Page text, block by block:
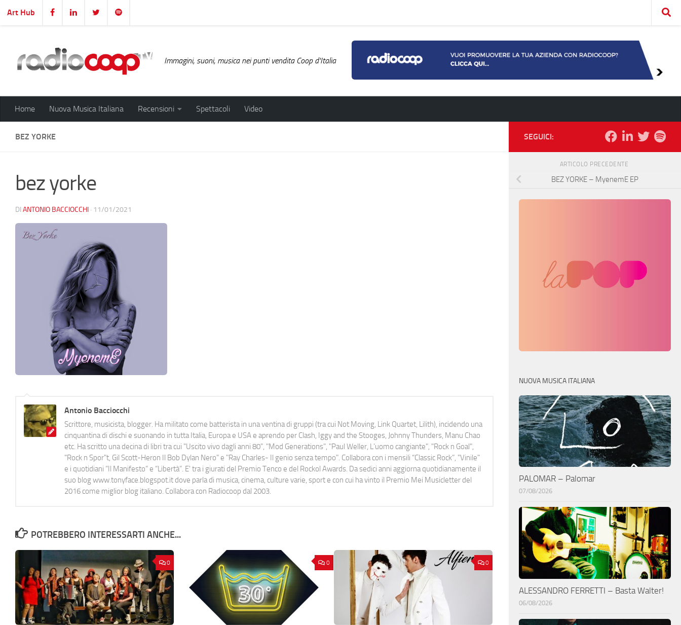
Salta al contenuto
Art Hub
Immagini, suoni, musica nei punti vendita Coop d'Italia
Home Nuova Musica Italiana Recensioni Spettacoli Video
BEZ YORKE
bez yorke
DI ANTONIO BACCIOCCHI · 11/01/2021
Antonio Bacciocchi
Scrittore, musicista, blogger. Ha militato come batterista in una ventina di gruppi (tra cui Not Moving, Link Quartet, Lilith), incidendo una
cinquantina di dischi e suonando in tutta Italia, Europa e USA e aprendo per Clash, Iggy and the Stooges, Johnny Thunders, Manu Chao
etc. Ha scritto una decina di libri tra cui "Uscito vivo dagli anni 80", "Mod Generations", "Paul Weller, L’uomo cangiante", "Rock n Goal",
"Rock n Spor"t, Gil Scott-Heron Il Bob Dylan Nero" e "Ray Charles- Il genio senza tempo". Collabora con i mensili “Classic Rock”, "Vinile"
e i quotidiani “Il Manifesto” e “Libertà”. E' tra i giurati del Premio Tenco e del Rockol Awards. Da sedici anni aggiorna quotidianamente il
suo blog www.tonyface.blogspot.it dove parla di musica, cinema, culture varie, sport e con cui ha vinto il Premio Mei Musicletter del
2016 come miglior blog italiano. Collabora con Radiocoop dal 2003.
POTREBBERO INTERESSARTI ANCHE...
0 0 0
SEGUICI:
ARTICOLO PRECEDENTE
BEZ YORKE – MyenemE EP
NUOVA MUSICA ITALIANA
PALOMAR – Palomar
07/08/2026
ALESSANDRO FERRETTI – Basta Walter!
06/08/2026